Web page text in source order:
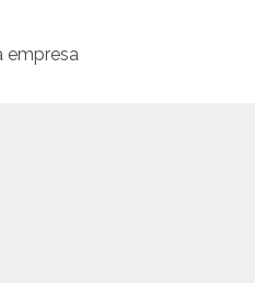
empresa